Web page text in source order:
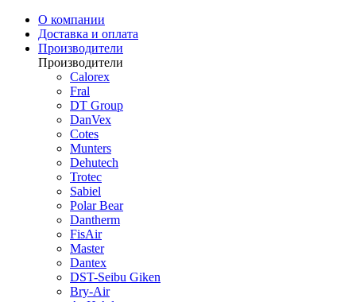
О компании
Доставка и оплата
Производители
Производители
Calorex
Fral
DT Group
DanVex
Cotes
Munters
Dehutech
Trotec
Sabiel
Polar Bear
Dantherm
FisAir
Master
Dantex
DST-Seibu Giken
Bry-Air